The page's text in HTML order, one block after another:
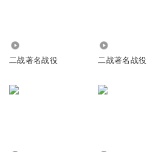
二战著名战役 二战著名战役